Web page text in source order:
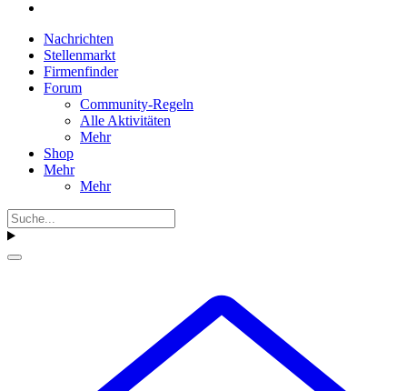
Nachrichten
Stellenmarkt
Firmenfinder
Forum
Community-Regeln
Alle Aktivitäten
Mehr
Shop
Mehr
Mehr